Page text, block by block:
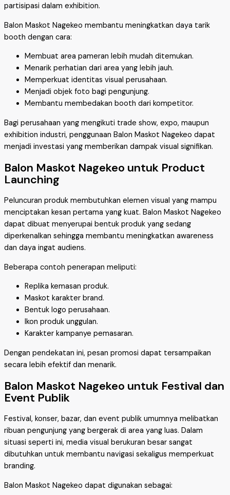
partisipasi dalam exhibition.
Balon Maskot Nagekeo membantu meningkatkan daya tarik
booth dengan cara:
Membuat area pameran lebih mudah ditemukan.
Menarik perhatian dari area yang lebih jauh.
Memperkuat identitas visual perusahaan.
Menjadi objek foto bagi pengunjung.
Membantu membedakan booth dari kompetitor.
Bagi perusahaan yang mengikuti trade show, expo, maupun
exhibition industri, penggunaan Balon Maskot Nagekeo dapat
menjadi investasi yang memberikan dampak visual signifikan.
Balon Maskot Nagekeo untuk Product
Launching
Peluncuran produk membutuhkan elemen visual yang mampu
menciptakan kesan pertama yang kuat. Balon Maskot Nagekeo
dapat dibuat menyerupai bentuk produk yang sedang
diperkenalkan sehingga membantu meningkatkan awareness
dan daya ingat audiens.
Beberapa contoh penerapan meliputi:
Replika kemasan produk.
Maskot karakter brand.
Bentuk logo perusahaan.
Ikon produk unggulan.
Karakter kampanye pemasaran.
Dengan pendekatan ini, pesan promosi dapat tersampaikan
secara lebih efektif dan menarik.
Balon Maskot Nagekeo untuk Festival dan
Event Publik
Festival, konser, bazar, dan event publik umumnya melibatkan
ribuan pengunjung yang bergerak di area yang luas. Dalam
situasi seperti ini, media visual berukuran besar sangat
dibutuhkan untuk membantu navigasi sekaligus memperkuat
branding.
Balon Maskot Nagekeo dapat digunakan sebagai: